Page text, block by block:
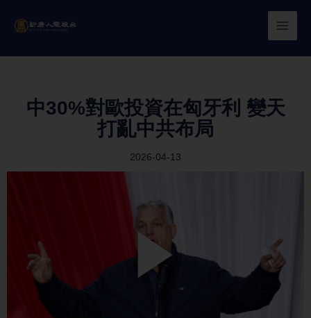
中30%對歐投資在匈牙利 變天
打亂中共布局
2026-04-13